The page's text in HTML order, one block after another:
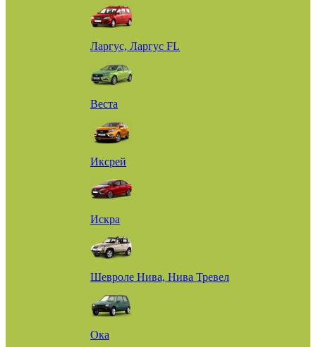
Ларгус, Ларгус FL
Веста
Иксрей
Искра
Шевроле Нива, Нива Тревел
Ока